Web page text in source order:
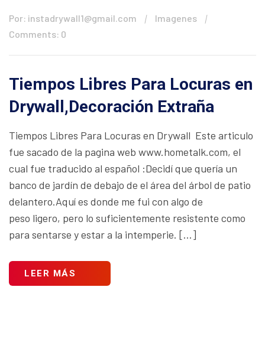
Por: instadrywall1@gmail.com
Imagenes
Comments: 0
Tiempos Libres Para Locuras en
Drywall,Decoración Extraña
Tiempos Libres Para Locuras en Drywall Este articulo
fue sacado de la pagina web www.hometalk.com, el
cual fue traducido al español :Decidí que quería un
banco de jardín de debajo de el área del árbol de patio
delantero.Aquí es donde me fui con algo de
peso ligero, pero lo suficientemente resistente como
para sentarse y estar a la intemperie. […]
LEER MÁS